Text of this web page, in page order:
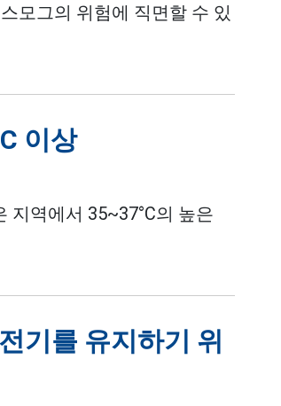
모그의 위험에 직면할 수 있
이상
지역에서 35~37°C의 높은
기를 유지하기 위